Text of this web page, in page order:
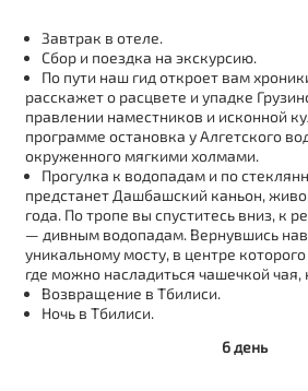
Завтрак в отеле.
Сбор и поездка на экскурсию.
По пути наш гид откроет вам
расскажет о расцвете и упадке
правлении наместников и исконной
программе остановка у Алгетского
окруженного мягкими холмами.
Прогулка к водопадам и по
предстанет Дашбашский каньон,
года. По тропе вы спуститесь вниз, к
— дивным водопадам. Вернувшись
уникальному мосту, в центре
где можно насладиться чашечкой
Возвращение в Тбилиси.
Ночь в Тбилиси.
6 день